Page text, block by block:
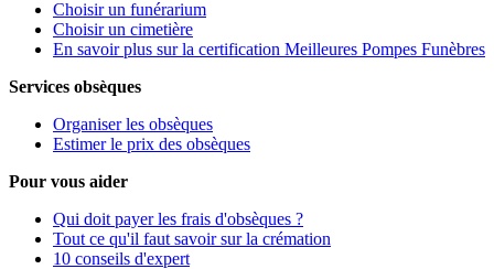
Choisir un funérarium
Choisir un cimetière
En savoir plus sur la certification Meilleures Pompes Funèbres
Services obsèques
Organiser les obsèques
Estimer le prix des obsèques
Pour vous aider
Qui doit payer les frais d'obsèques ?
Tout ce qu'il faut savoir sur la crémation
10 conseils d'expert